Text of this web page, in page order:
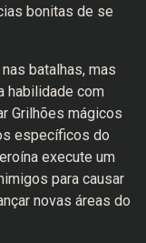
bonitas de se
batalhas, mas
habilidade com
Grilhões mágicos
específicos do
execute um
para causar
novas áreas do